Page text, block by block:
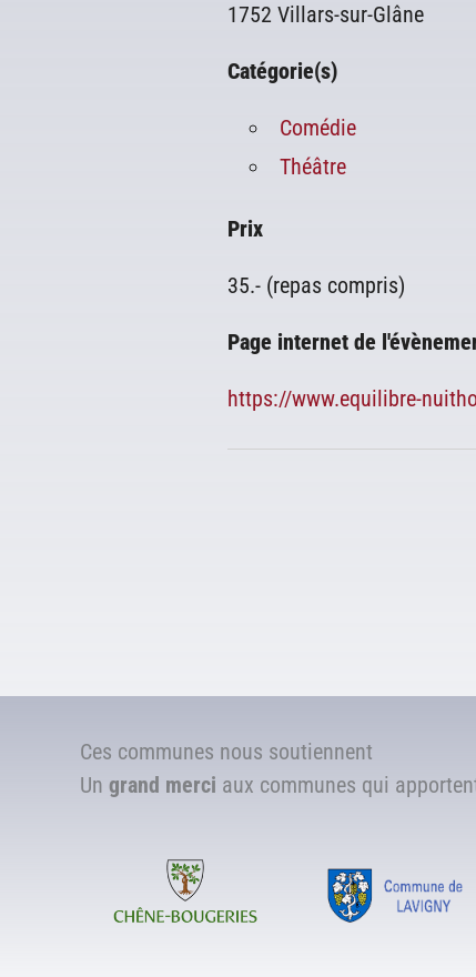
1752 Villars-sur-Glâne
Catégorie(s)
Comédie
Théâtre
Prix
35.- (repas compris)
Page internet de
https://www.equilibre-
Ces communes nous soutiennent
Un grand merci aux communes qui